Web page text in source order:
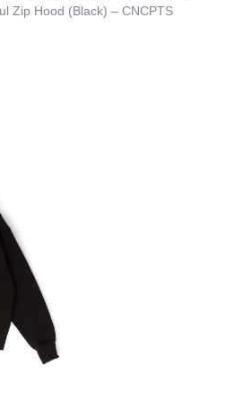
Zip Hood (Black) – CNCPTS